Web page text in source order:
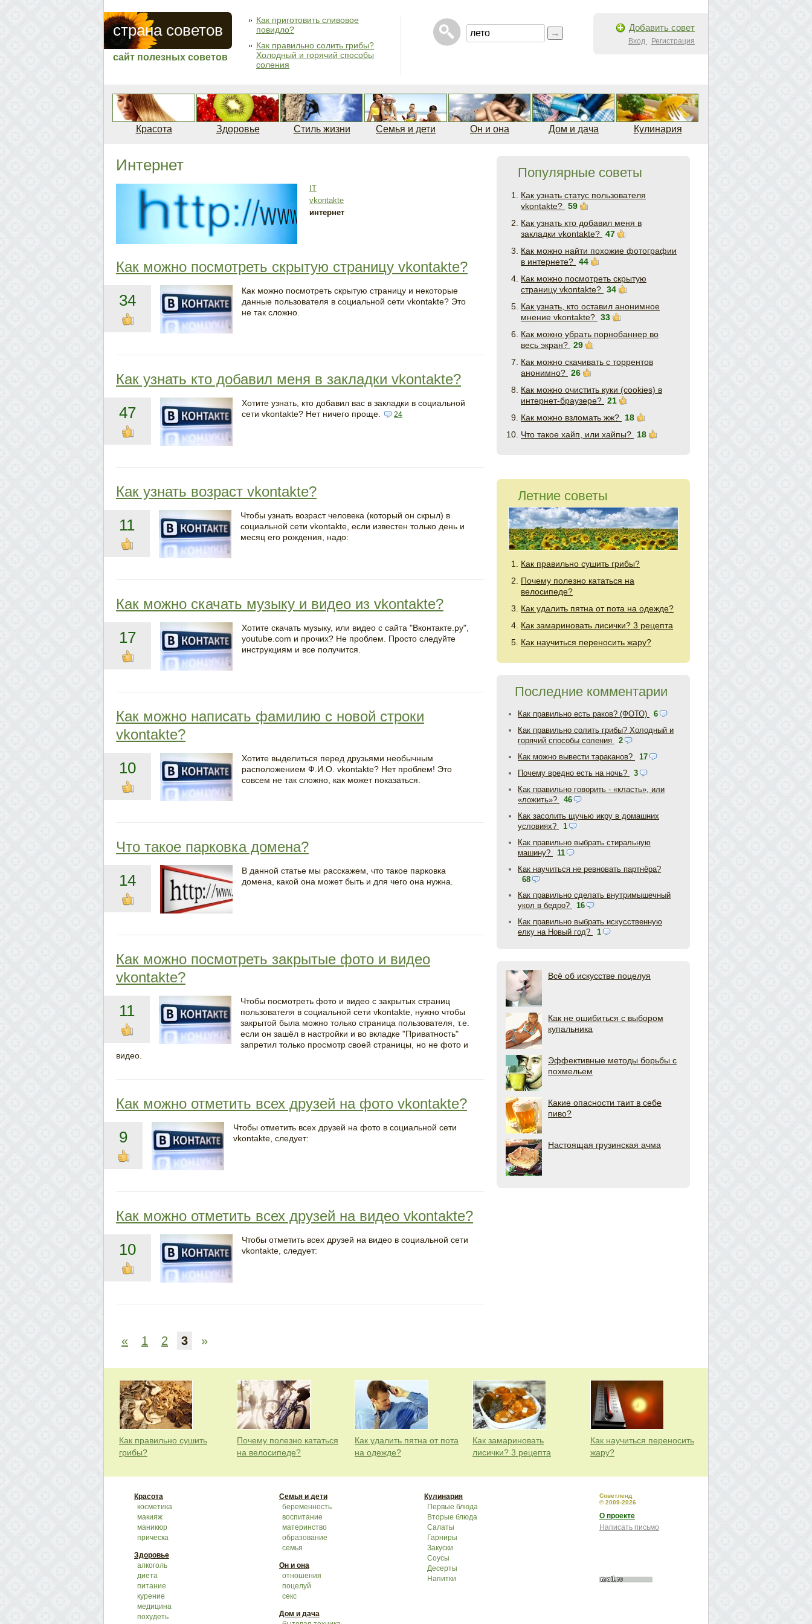
страна советов
сайт полезных советов
Как приготовить сливовое
повидло?
Как правильно солить грибы?
Холодный и горячий способы
соления
Добавить совет
Вход Регистрация
Красота Здоровье Стиль жизни Семья и дети Он и она Дом и дача Кулинария
Интернет
IT
vkontakte
интернет
Как можно посмотреть скрытую страницу vkontakte?
34
Как можно посмотреть скрытую страницу и некоторые
данные пользователя в социальной сети vkontakte? Это
не так сложно.
Как узнать кто добавил меня в закладки vkontakte?
47
Хотите узнать, кто добавил вас в закладки в социальной
сети vkontakte? Нет ничего проще.
24
Как узнать возраст vkontakte?
11
Чтобы узнать возраст человека (который он скрыл) в
социальной сети vkontakte, если известен только день и
месяц его рождения, надо:
Как можно скачать музыку и видео из vkontakte?
17
Хотите скачать музыку, или видео с сайта "Вконтакте.ру",
youtube.com и прочих? Не проблем. Просто следуйте
инструкциям и все получится.
Как можно написать фамилию с новой строки
vkontakte?
10
Хотите выделиться перед друзьями необычным
расположением Ф.И.О. vkontakte? Нет проблем! Это
совсем не так сложно, как может показаться.
Что такое парковка домена?
14
В данной статье мы расскажем, что такое парковка
домена, какой она может быть и для чего она нужна.
Как можно посмотреть закрытые фото и видео
vkontakte?
11
Чтобы посмотреть фото и видео с закрытых страниц
пользователя в социальной сети vkontakte, нужно чтобы
закрытой была можно только страница пользователя, т.е.
если он зашёл в настройки и во вкладке "Приватность"
запретил только просмотр своей страницы, но не фото и
видео.
Как можно отметить всех друзей на фото vkontakte?
9
Чтобы отметить всех друзей на фото в социальной сети
vkontakte, следует:
Как можно отметить всех друзей на видео vkontakte?
10
Чтобы отметить всех друзей на видео в социальной сети
vkontakte, следует:
« 1 2 3 »
Популярные советы
Как узнать статус пользователя
vkontakte? 59
Как узнать кто добавил меня в
закладки vkontakte? 47
Как можно найти похожие фотографии
в интернете? 44
Как можно посмотреть скрытую
страницу vkontakte? 34
Как узнать, кто оставил анонимное
мнение vkontakte? 33
Как можно убрать порнобаннер во
весь экран? 29
Как можно скачивать с торрентов
анонимно? 26
Как можно очистить куки (cookies) в
интернет-браузере? 21
Как можно взломать жж?
18
Что такое хайп, или хайпы?
18
Летние советы
Как правильно сушить грибы?
Почему полезно кататься на
велосипеде?
Как удалить пятна от пота на одежде?
Как замариновать лисички? 3 рецепта
Как научиться переносить жару?
Последние комментарии
Как правильно есть раков? (ФОТО)
6
Как правильно солить грибы? Холодный и
горячий способы соления
2
Как можно вывести тараканов?
17
Почему вредно есть на ночь?
3
Как правильно говорить - «класть», или
«ложить»?
46
Как засолить щучью икру в домашних
условиях?
1
Как правильно выбрать стиральную
машину?
11
Как научиться не ревновать партнёра?
68
Как правильно сделать внутримышечный
укол в бедро?
16
Как правильно выбрать искусственную
елку на Новый год?
1
Всё об искусстве поцелуя
Как не ошибиться с выбором
купальника
Эффективные методы борьбы с
похмельем
Какие опасности таит в себе
пиво?
Настоящая грузинская ачма
Как правильно сушить
грибы?
Почему полезно кататься
на велосипеде?
Как удалить пятна от пота
на одежде?
Как замариновать
лисички? 3 рецепта
Как научиться переносить
жару?
Красота
косметика
макияж
маникюр
прическа
Здоровье
алкоголь
диета
питание
курение
медицина
похудеть
Семья и дети
беременность
воспитание
материнство
образование
семья
Он и она
отношения
поцелуй
секс
Дом и дача
Кулинария
Первые блюда
Вторые блюда
Салаты
Гарниры
Закуски
Соусы
Десерты
Напитки
Советленд
© 2009-2026
О проекте
Написать письмо